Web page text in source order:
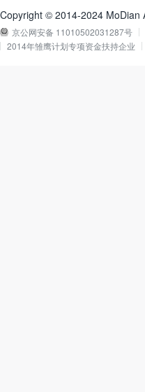
Copyright © 2014-2024 MoDian
京公网安备 11010502031287号
2014年雏鹰计划专项资金扶持企业